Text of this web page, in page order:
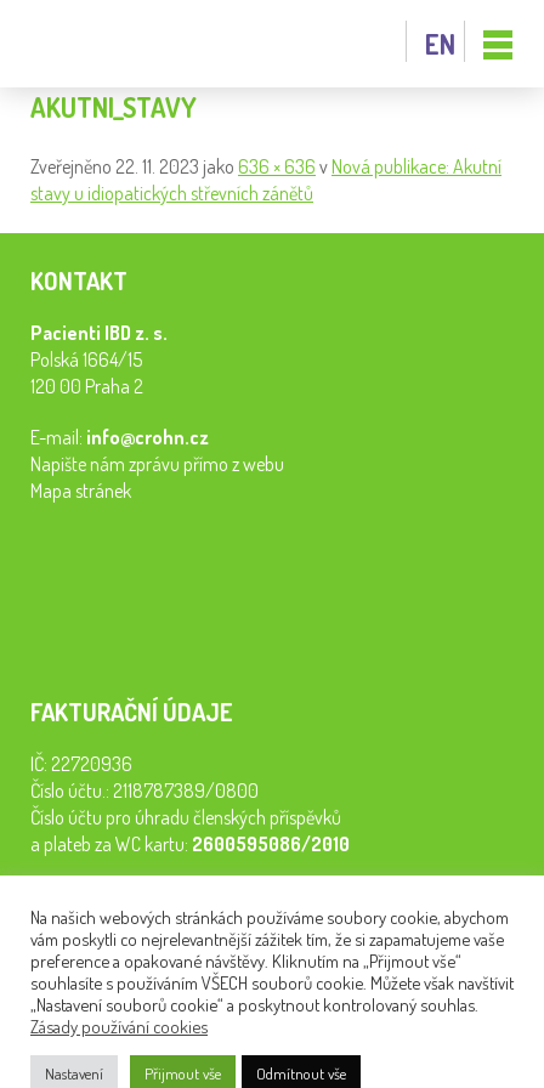
EN
AKUTNI_STAVY
Zveřejněno 22. 11. 2023 jako 636 × 636 v Nová publikace: Akutní
stavy u idiopatických střevních zánětů
KONTAKT
Pacienti IBD z. s.
Polská 1664/15
120 00 Praha 2
E-mail: info@crohn.cz
Napište nám zprávu přímo z webu
Mapa stránek
FAKTURAČNÍ ÚDAJE
IČ: 22720936
Číslo účtu.: 2118787389/0800
Číslo účtu pro úhradu členských příspěvků
a plateb za WC kartu: 2600595086/2010
semináře, konferenci, plavbu na lodi a WC kartu. Z peněz
tiskneme odborné publikace pro pacienty.
NEWSLETTER
Na našich webových stránkách používáme soubory cookie, abychom
vám poskytli co nejrelevantnější zážitek tím, že si zapamatujeme vaše
preference a opakované návštěvy. Kliknutím na „Přijmout vše“
souhlasíte s používáním VŠECH souborů cookie. Můžete však navštívit
„Nastavení souborů cookie“ a poskytnout kontrolovaný souhlas.
Zásady používání cookies
Nastavení Přijmout vše Odmítnout vše